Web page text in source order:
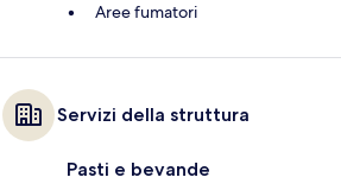
Aree fumatori
Servizi della struttura
Pasti e bevande